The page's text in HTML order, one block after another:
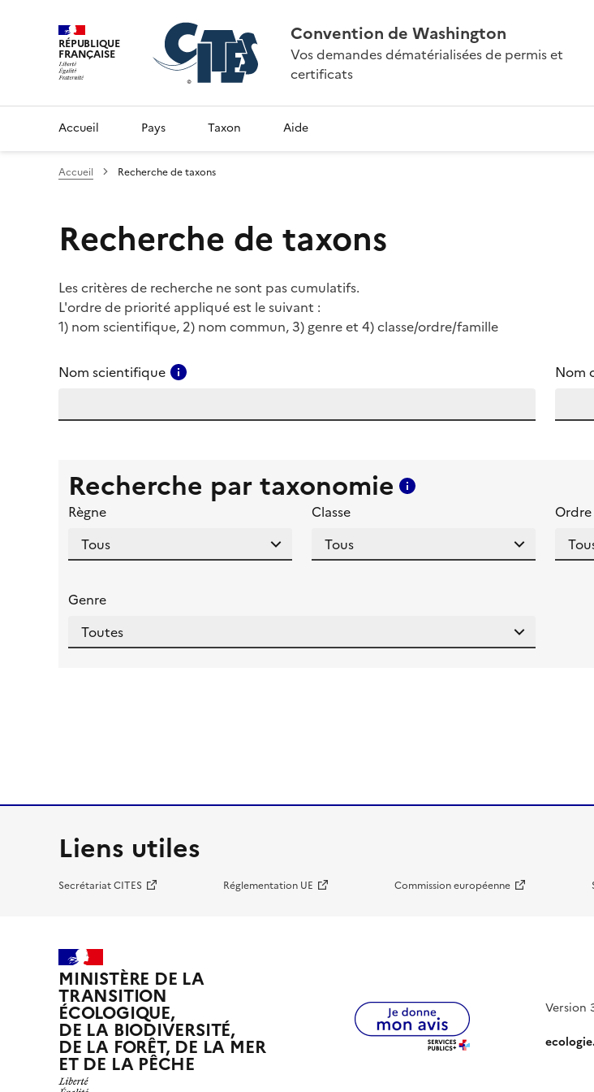
RÉPUBLIQUE
FRANÇAISE
Convention de Washington
Vos demandes dématérialisées de permis et
certificats
Accueil Pays Taxon Aide
Accueil Recherche de taxons
Recherche de taxons
Les critères de recherche ne sont pas cumulatifs.
L'ordre de priorité appliqué est le suivant :
1) nom scientifique, 2) nom commun, 3) genre et 4) classe/ordre/famille
Nom scientifique Nom
Recherche par taxonomie
Règne
Classe Ordre
Genre
Liens utiles
Secrétariat CITES Réglementation UE Commission européenne
MINISTÈRE DE LA
TRANSITION
ÉCOLOGIQUE,
DE LA BIODIVERSITÉ,
DE LA FORÊT, DE LA MER
ET DE LA PÊCHE
Version